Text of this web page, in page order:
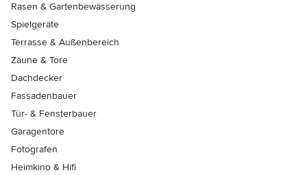
Rasen & Gartenbewässerung
Spielgeräte
Terrasse & Außenbereich
Zäune & Tore
Dachdecker
Fassadenbauer
Tür- & Fensterbauer
Garagentore
Fotografen
Heimkino & Hifi